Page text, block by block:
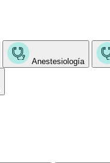
Anestesiología